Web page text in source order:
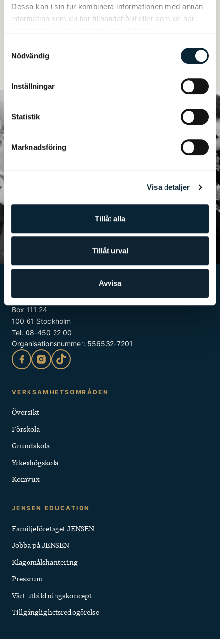
Dessa kan i sin tur kombinera informationen med annan
information som du har tillhandahållit eller som de har
Nödvändig
Inställningar
Statistik
Marknadsföring
Visa detaljer
Tillåt alla
Tillåt urval
Avvisa
Lärare från båda verksamheterna planerar och
ytterligare förstärker kopplingen mellan gymnasiet
och universitetet.
Vi tror på dig och dina drömmar,
därför sätter vi ribban högt när vi
förbereder dig för högre akademiska
studier och framtida yrkesliv.
JENSEN education
Box 111 24
100 61 Stockholm
Tel. 08-450 22 00
Organisationsnummer: 556532-7201
Kontakt
Snabblänkar
VERKSAMHETSOMRÅDEN
Översikt
Förskola
Grundskola
Yrkeshögskola
Komvux
JENSEN EDUCATION
Familjeföretaget JENSEN
Jobba på JENSEN
Klagomålshantering
Pressrum
Vårt utbildningskoncept
Tillgänglighets­redogörelse